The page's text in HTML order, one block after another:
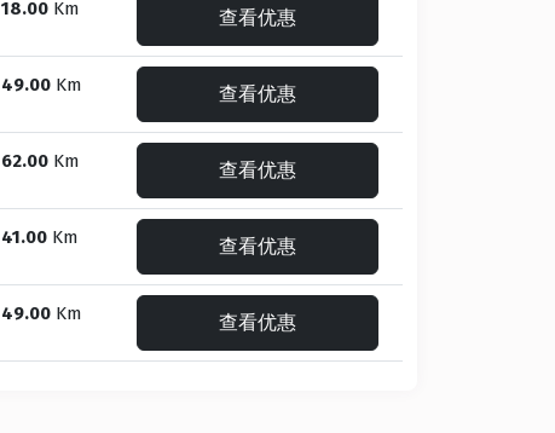
18.00Km 查看优惠
49.00Km 查看优惠
62.00Km 查看优惠
41.00Km 查看优惠
49.00Km 查看优惠